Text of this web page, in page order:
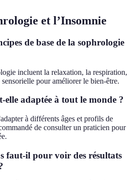
et l’Insomnie
de base de la sophrologie
incluent la relaxation, la respiration,
pour améliorer le bien-être.
elle adaptée à tout le monde ?
à différents âges et profils de
de consulter un praticien pour
faut-il pour voir des résultats